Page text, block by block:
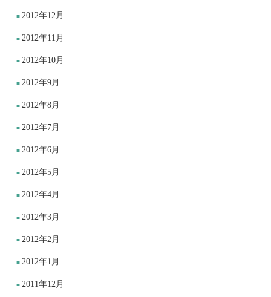
2012年12月
2012年11月
2012年10月
2012年9月
2012年8月
2012年7月
2012年6月
2012年5月
2012年4月
2012年3月
2012年2月
2012年1月
2011年12月